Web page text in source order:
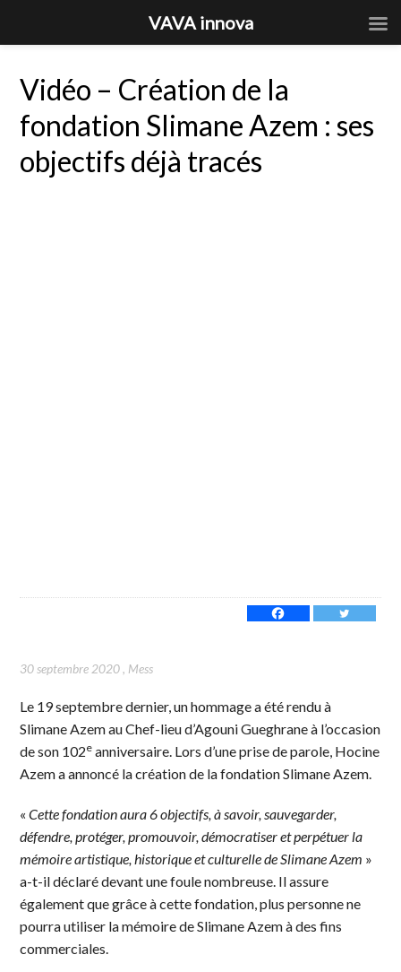
Vidéo – Création de la
fondation Slimane Azem : ses
objectifs déjà tracés
30 septembre 2020, Mess
Le 19 septembre dernier, un hommage a été rendu à
Slimane Azem au Chef-lieu d’Agouni Gueghrane à l’occasion
de son 102e anniversaire. Lors d’une prise de parole, Hocine
Azem a annoncé la création de la fondation Slimane Azem.
«Cette fondation aura 6 objectifs, à savoir, sauvegarder,
défendre, protéger, promouvoir, démocratiser et perpétuer la
mémoire artistique, historique et culturelle de Slimane Azem »
a-t-il déclaré devant une foule nombreuse. Il assure
également que grâce à cette fondation, plus personne ne
pourra utiliser la mémoire de Slimane Azem à des fins
commerciales.
VAVA innova